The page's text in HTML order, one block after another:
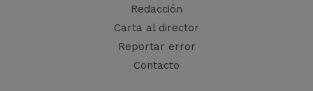
Redacción
Carta al director
Reportar error
Contacto